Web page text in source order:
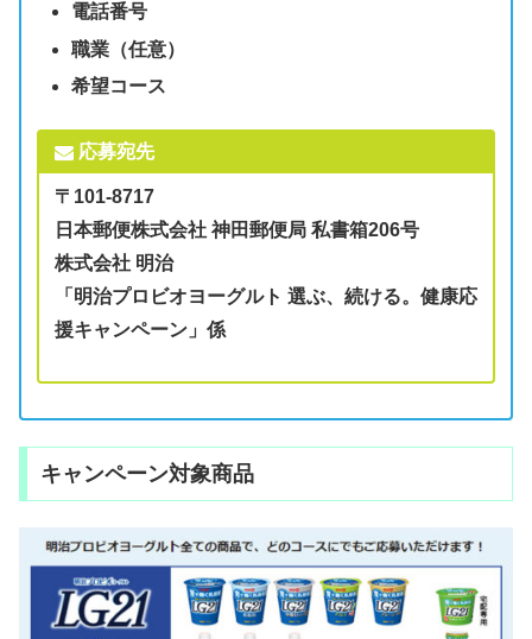
電話番号
職業（任意）
希望コース
応募宛先
〒101-8717
日本郵便株式会社 神田郵便局 私書箱206号
株式会社 明治
「明治プロビオヨーグルト 選ぶ、続ける。健康応
援キャンペーン」係
キャンペーン対象商品